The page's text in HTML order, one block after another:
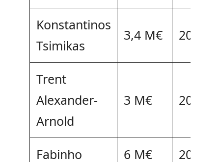
Konstantinos
Tsimikas
3,4 M€ 2025
Trent
Alexander-
Arnold
3 M€ 2024
Fabinho 6 M€
2023